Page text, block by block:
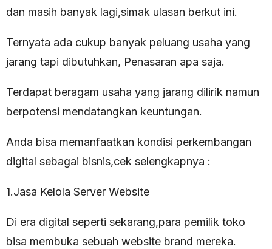
dan masih banyak lagi,simak ulasan berkut ini.
Ternyata ada cukup banyak peluang usaha yang
jarang tapi dibutuhkan, Penasaran apa saja.
Terdapat beragam usaha yang jarang dilirik namun
berpotensi mendatangkan keuntungan.
Anda bisa memanfaatkan kondisi perkembangan
digital sebagai bisnis,cek selengkapnya :
1.Jasa Kelola Server Website
Di era digital seperti sekarang,para pemilik toko
bisa membuka sebuah website brand mereka.